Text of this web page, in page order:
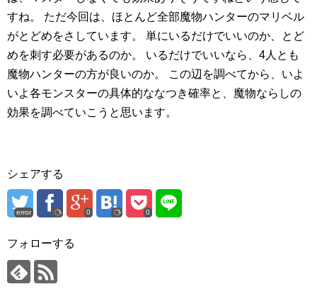
すね。
ただ今回は、ほとんど全部魔物ハンターのマリベル
がとどめをさしています。
単にいるだけでいいのか、とど
めを刺す必要があるのか。
いるだけでいいなら、4人とも
魔物ハンターの方が良いのか。
この辺を調べてから、いよ
いよ各モンスターの具体的ななつき確率と、魔物ならしの
効果を調べていこうと思います。
シェアする
error 0 0
フォローする